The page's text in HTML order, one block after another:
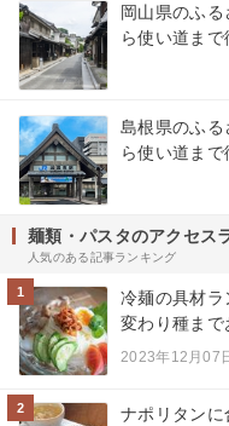
岡山県のふ
ら使い道まで
島根県のふ
ら使い道まで
麺類・パスタのアクセス
人気のある記事ランキング
1
冷麺の具材
変わり種まで
2023年12月07
2
ナポリタンに